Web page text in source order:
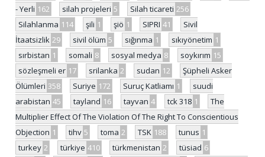
- Yerli 162 silah projeleri 5 Silah ticareti 256
Silahlanma 114 şili 1 şiö 1 SIPRI 41
Sivil
İtaatsizlik 29 sivil ölüm 5 sığınma 1 sıkıyönetim 1
sırbistan 1 somali 8 sosyal medya 8 soykırım 15
sözleşmeli er 17 srilanka 2 sudan 12
Şüpheli Asker
Ölümleri 358 Suriye 172 Suruç Katliamı 1
suudi
arabistan 45 tayland 16 tayvan 4 tck 318 1
The
Multiplier Effect Of The Violation Of The Right To Conscientious
Objection 1 tihv 5 toma 2 TSK 188 tunus 1
turkey 2 türkiye 410 türkmenistan 2 tüsiad 6